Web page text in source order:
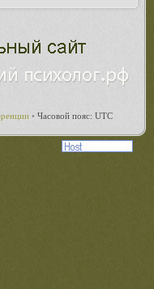
• Часовой пояс: UTC